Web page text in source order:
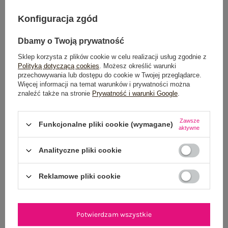
100 dni na zwrot
GŁÓWNE PARAMETRY
OPINIE O PRODUKCIE
Konfiguracja zgód
Dbamy o Twoją prywatność
Sklep korzysta z plików cookie w celu realizacji usług zgodnie z
Polityką dotyczącą cookies. Możesz określić warunki
przechowywania lub dostępu do cookie w Twojej przeglądarce.
Więcej informacji na temat warunków i prywatności można
znaleźć także na stronie Prywatność i warunki Google.
Funkcjonalne pliki cookie (wymagane) Zawsze
aktywne
Analityczne pliki cookie
Reklamowe pliki cookie
Potwierdzam wszystkie